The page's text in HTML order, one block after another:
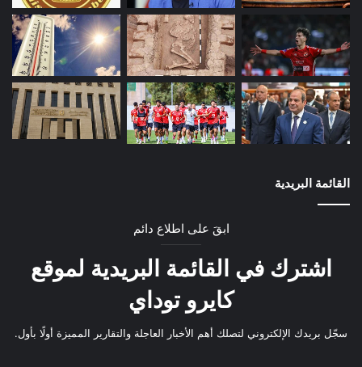
القائمة البريدية
ابقَ على اطلاع دائم
اشترك في القائمة البريدية لموقع
كايرو توداي
سجّل بريدك الإلكتروني لتصلك أهم الأخبار العاجلة والتقارير المميزة أولًا بأول.